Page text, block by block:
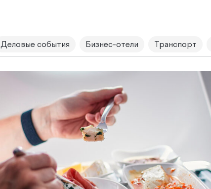
Деловые события Бизнес-отели Транспорт